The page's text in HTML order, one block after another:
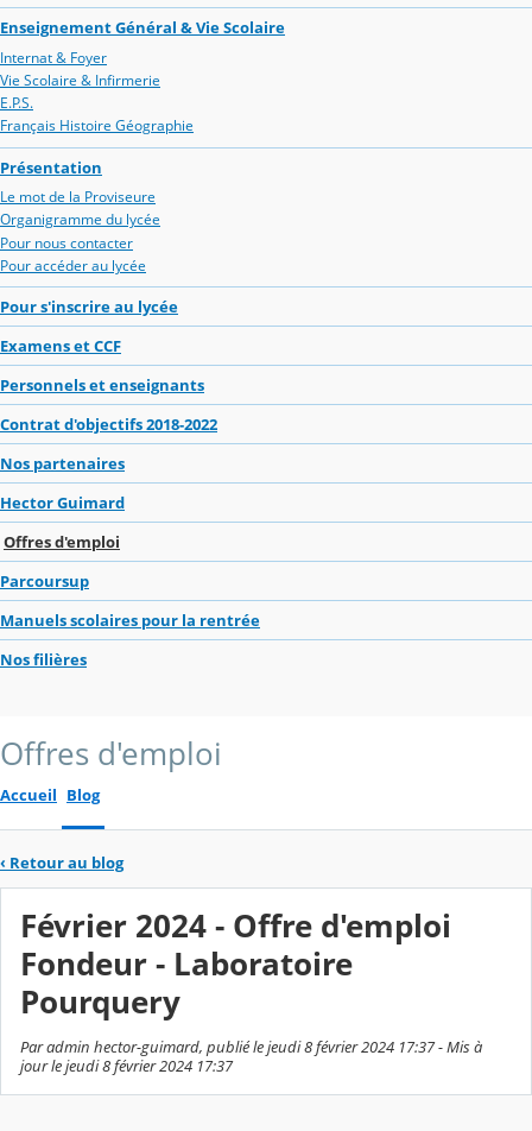
Enseignement Général & Vie Scolaire
Internat & Foyer
Vie Scolaire & Infirmerie
E.P.S.
Français Histoire Géographie
Présentation
Le mot de la Proviseure
Organigramme du lycée
Pour nous contacter
Pour accéder au lycée
Pour s'inscrire au lycée
Examens et CCF
Personnels et enseignants
Contrat d'objectifs 2018-2022
Nos partenaires
Hector Guimard
Offres d'emploi
Parcoursup
Manuels scolaires pour la rentrée
Nos filières
Offres d'emploi
Accueil Blog
‹ Retour au blog
Février 2024 - Offre d'emploi
Fondeur - Laboratoire
Pourquery
Par admin hector-guimard, publié le jeudi 8 février 2024 17:37 - Mis à
jour le jeudi 8 février 2024 17:37